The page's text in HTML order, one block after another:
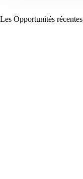
Les Opportunités récentes